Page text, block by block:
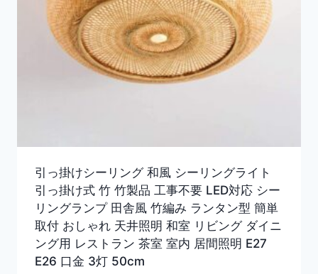
引っ掛けシーリング 和風 シーリングライト
引っ掛け式 竹 竹製品 工事不要 LED対応 シー
リングランプ 田舎風 竹編み ランタン型 簡単
取付 おしゃれ 天井照明 和室 リビング ダイニ
ング用 レストラン 茶室 室内 居間照明 E27
E26 口金 3灯 50cm